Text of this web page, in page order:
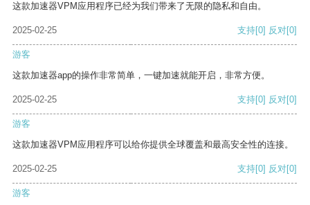
这款加速器VPM应用程序已经为我们带来了无限的隐私和自由。
2025-02-25 支持[0] 反对[0]
游客
这款加速器app的操作非常简单，一键加速就能开启，非常方便。
2025-02-25 支持[0] 反对[0]
游客
这款加速器VPM应用程序可以给你提供全球覆盖和最高安全性的连接。
2025-02-25 支持[0] 反对[0]
游客